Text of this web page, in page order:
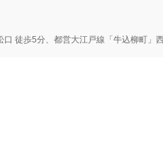
口 徒歩5分、都営大江戸線「牛込柳町」